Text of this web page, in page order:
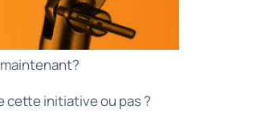
cette initiative ou pas ?